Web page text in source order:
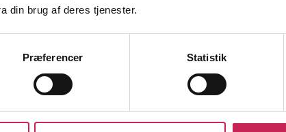
din brug af deres tjenester.
Præferencer Statistik